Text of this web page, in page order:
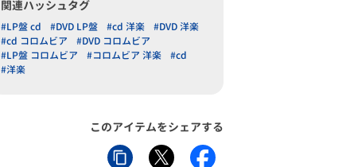
関連ハッシュタグ
#LP盤 cd #DVD LP盤 #cd 洋楽
#DVD 洋楽
#cd コロムビア
#DVD コロムビア
#LP盤 コロムビア
#コロムビア 洋楽
#cd
#洋楽
このアイテムをシェアする